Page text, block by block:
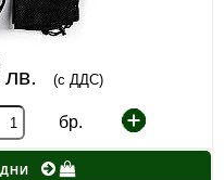
лв. (с ДДС)
бр.